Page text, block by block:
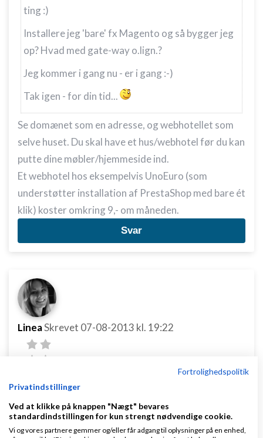
ting :)
Installere jeg 'bare' fx Magento og så bygger jeg
op? Hvad med gate-way o.lign.?
Jeg kommer i gang nu - er i gang :-)
Tak igen - for din tid...
Se domænet som en adresse, og webhotellet som
selve huset. Du skal have et hus/webhotel før du kan
putte dine møbler/hjemmeside ind.
Et webhotel hos eksempelvis UnoEuro (som
understøtter installation af PrestaShop med bare ét
klik) koster omkring 9,- om måneden.
Svar
LineaSkrevet 07-08-2013 kl. 19:22
Thomas Ulstrup:
Fortrolighedspolitik
Privatindstillinger
Ved at klikke på knappen "Nægt" bevares
standardindstillingen for kun strengt nødvendige cookie.
Vi og vores partnere gemmer og/eller får adgang til oplysninger på en enhed,